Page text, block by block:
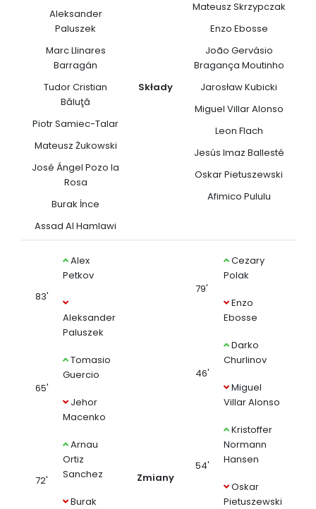
Aleksander
Paluszek
Marc Llinares
Barragán
Tudor Cristian
Băluţă
Piotr Samiec-Talar
Mateusz Żukowski
José Ángel Pozo la
Rosa
Burak İnce
Assad Al Hamlawi
Składy
Mateusz Skrzypczak
Enzo Ebosse
João Gervásio
Bragança Moutinho
Jarosław Kubicki
Miguel Villar Alonso
Leon Flach
Jesús Imaz Ballesté
Oskar Pietuszewski
Afimico Pululu
83'
Alex
Petkov
Aleksander
Paluszek
65'
Tomasio
Guercio
Jehor
Macenko
72'
Arnau
Ortiz
Sanchez
Burak
Zmiany
79'
Cezary
Polak
Enzo
Ebosse
46'
Darko
Churlinov
Miguel
Villar Alonso
54'
Kristoffer
Normann
Hansen
Oskar
Pietuszewski